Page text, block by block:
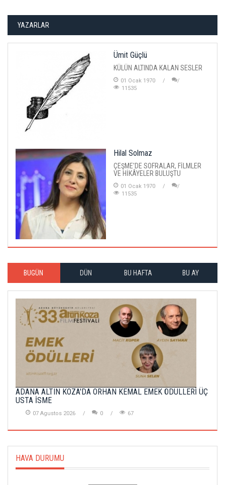
YAZARLAR
Ümit Güçlü
KÜLÜN ALTINDA KALAN SESLER
01 Ocak 1970
11535
Hilal Solmaz
ÇEŞME'DE SOFRALAR, FİLMLER
VE HİKÂYELER BULUŞTU
01 Ocak 1970
11535
BUGÜN DÜN BU HAFTA BU AY
ADANA ALTIN KOZA'DA ORHAN KEMAL EMEK ÖDÜLLERİ ÜÇ
USTA İSME
07 Agustos 2026 0 67
HAVA DURUMU